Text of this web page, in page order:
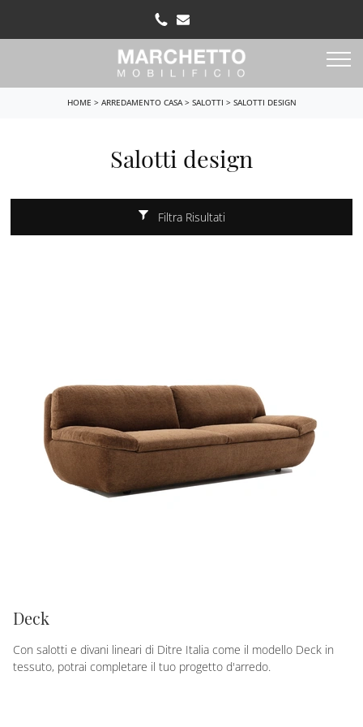
HOME > ARREDAMENTO CASA> SALOTTI > SALOTTI DESIGN
Salotti design
Filtra Risultati
Deck
Con salotti e divani lineari di Ditre Italia come il modello Deck in
tessuto, potrai completare il tuo progetto d'arredo.